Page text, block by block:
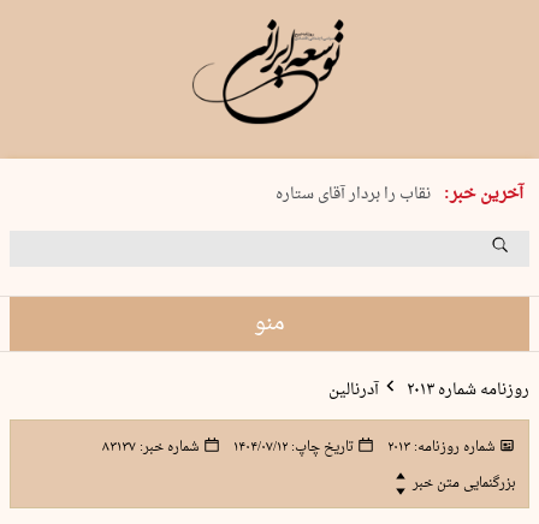
آخرین خبر:
پنجشنبه 15 مرداد 1405 شماره 2243
نقاب را بردار آقای ستاره
کدام فوتبال؟
منو
روزنامه شماره ۲۰۱۳ آدرنالین
شماره روزنامه:۲۰۱۳ تاریخ چاپ:۱۴۰۴/۰۷/۱۲ شماره خبر:۸۳۱۳۷
بزرگنمایی متن خبر